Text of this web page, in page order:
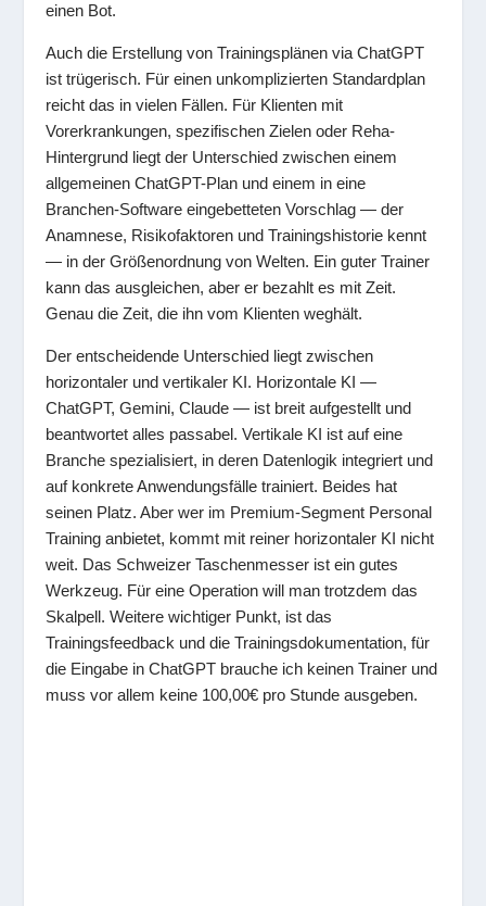
einen Bot.
Auch die Erstellung von Trainingsplänen via ChatGPT
ist trügerisch. Für einen unkomplizierten Standardplan
reicht das in vielen Fällen. Für Klienten mit
Vorerkrankungen, spezifischen Zielen oder Reha-
Hintergrund liegt der Unterschied zwischen einem
allgemeinen ChatGPT-Plan und einem in eine
Branchen-Software eingebetteten Vorschlag — der
Anamnese, Risikofaktoren und Trainingshistorie kennt
— in der Größenordnung von Welten. Ein guter Trainer
kann das ausgleichen, aber er bezahlt es mit Zeit.
Genau die Zeit, die ihn vom Klienten weghält.
Der entscheidende Unterschied liegt zwischen
horizontaler und vertikaler KI. Horizontale KI —
ChatGPT, Gemini, Claude — ist breit aufgestellt und
beantwortet alles passabel. Vertikale KI ist auf eine
Branche spezialisiert, in deren Datenlogik integriert und
auf konkrete Anwendungsfälle trainiert. Beides hat
seinen Platz. Aber wer im Premium-Segment Personal
Training anbietet, kommt mit reiner horizontaler KI nicht
weit. Das Schweizer Taschenmesser ist ein gutes
Werkzeug. Für eine Operation will man trotzdem das
Skalpell. Weitere wichtiger Punkt, ist das
Trainingsfeedback und die Trainingsdokumentation, für
die Eingabe in ChatGPT brauche ich keinen Trainer und
muss vor allem keine 100,00€ pro Stunde ausgeben.